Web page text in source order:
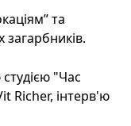
та
загарбників.
"Час
Richer, інтерв'ю